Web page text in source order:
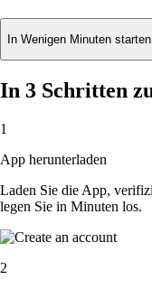
In Wenigen Minuten starten
In 3 Schritten
1
App herunterladen
Laden Sie die App,
legen Sie in Minuten los.
2